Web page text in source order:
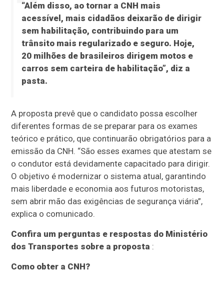
“Além disso, ao tornar a CNH mais
acessível, mais cidadãos deixarão de dirigir
sem habilitação, contribuindo para um
trânsito mais regularizado e seguro. Hoje,
20 milhões de brasileiros dirigem motos e
carros sem carteira de habilitação”, diz a
pasta.
A proposta prevê que o candidato possa escolher
diferentes formas de se preparar para os exames
teórico e prático, que continuarão obrigatórios para a
emissão da CNH. “São esses exames que atestam se
o condutor está devidamente capacitado para dirigir.
O objetivo é modernizar o sistema atual, garantindo
mais liberdade e economia aos futuros motoristas,
sem abrir mão das exigências de segurança viária”,
explica o comunicado.
Confira um perguntas e respostas do Ministério
dos Transportes sobre a proposta :
Como obter a CNH?